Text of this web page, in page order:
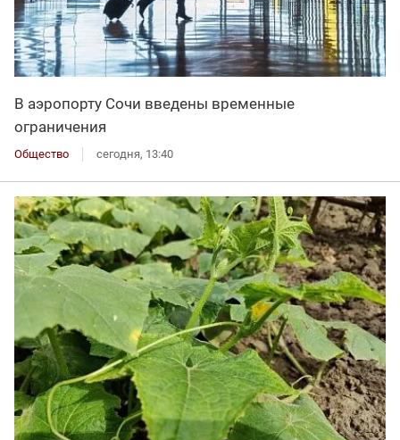
В аэропорту Сочи введены временные
ограничения
Общество сегодня, 13:40